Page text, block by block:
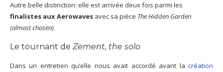
Autre belle distinction: elle est arrivée deux fois parmi les
finalistes aux Aerowaves avec sa pièce The Hidden Garden
(almost chosen).
Le tournant de Zement, the solo
Dans un entretien qu’elle nous avait accordé avant la création